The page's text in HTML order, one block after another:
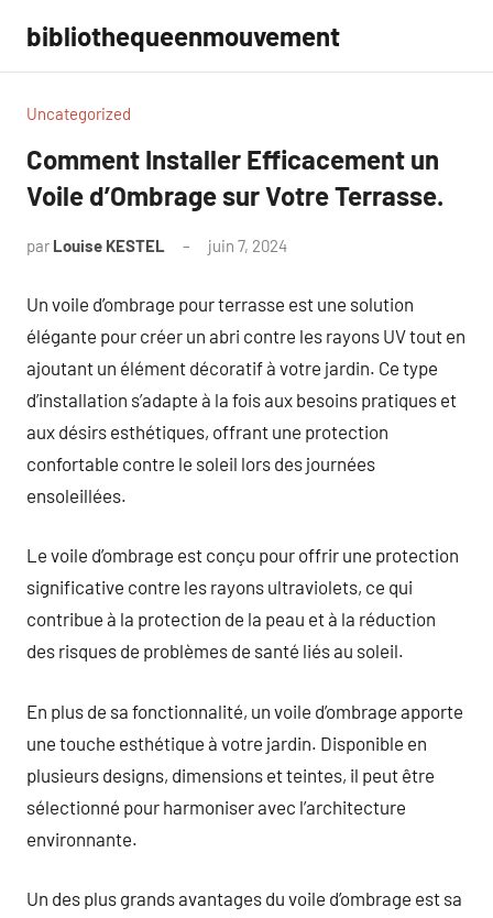
contenu
bibliothequeenmouvement
Uncategorized
Comment Installer Efficacement un
Voile d’Ombrage sur Votre Terrasse.
par Louise KESTEL juin 7, 2024
Un voile d’ombrage pour terrasse est une solution
élégante pour créer un abri contre les rayons UV tout en
ajoutant un élément décoratif à votre jardin. Ce type
d’installation s’adapte à la fois aux besoins pratiques et
aux désirs esthétiques, offrant une protection
confortable contre le soleil lors des journées
ensoleillées.
Le voile d’ombrage est conçu pour offrir une protection
significative contre les rayons ultraviolets, ce qui
contribue à la protection de la peau et à la réduction
des risques de problèmes de santé liés au soleil.
En plus de sa fonctionnalité, un voile d’ombrage apporte
une touche esthétique à votre jardin. Disponible en
plusieurs designs, dimensions et teintes, il peut être
sélectionné pour harmoniser avec l’architecture
environnante.
Un des plus grands avantages du voile d’ombrage est sa